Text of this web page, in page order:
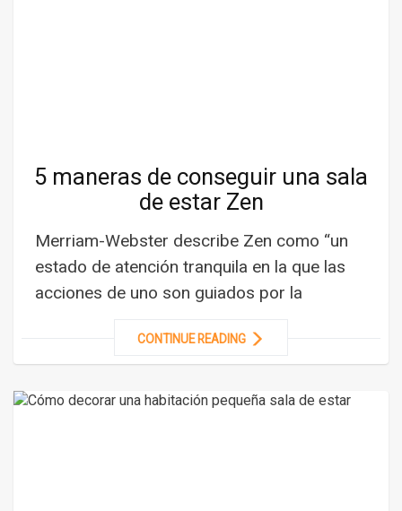
5 maneras de conseguir una sala
de estar Zen
Merriam-Webster describe Zen como “un
estado de atención tranquila en la que las
acciones de uno son guiados por la
CONTINUE READING